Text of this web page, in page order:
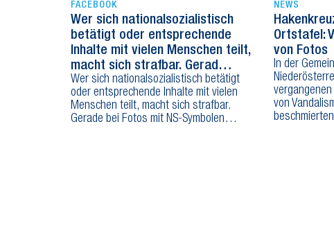
FACEBOOK
Wer sich nationalsozialistisch
betätigt oder entsprechende
Inhalte mit vielen Menschen teilt,
macht sich strafbar. Gerad…
Wer sich nationalsozialistisch betätigt
oder entsprechende Inhalte mit vielen
Menschen teilt, macht sich strafbar.
Gerade bei Fotos mit NS-Symbolen…
NEWS
Ortstafel:
von Fotos
In der
vergangenen
von